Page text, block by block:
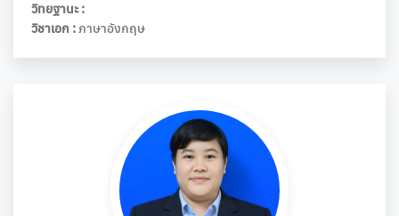
วิทยฐานะ :
วิชาเอก :ภาษาอังกฤษ